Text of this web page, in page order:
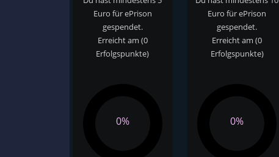
Euro für ePrison
gespendet.
Erreicht am (0
Erfolgspunkte)
0%
Euro für ePrison
gespendet.
Erreicht am(0
Erfolgspunkte)
0%